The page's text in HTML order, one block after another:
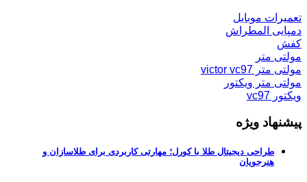
تعمیرات موبایل
دمپایی المطراش
کفش
مولتی متر
مولتی متر victor vc97
مولتی متر ویکتور
ویکتور vc97
پیشنهاد ویژه
طراحی دیجیتال طلا با کورل؛ مهارتی کاربردی برای طلاسازان و
هنرجویان